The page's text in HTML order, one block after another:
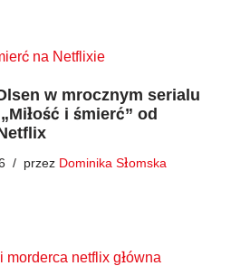
w mrocznym serialu
i śmierć” od
przez Dominika Słomska